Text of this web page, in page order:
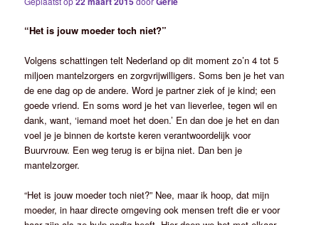
“Het is jouw moeder toch niet?”
Volgens schattingen telt Nederland op dit moment zo’n 4 tot 5
miljoen mantelzorgers en zorgvrijwilligers. Soms ben je het van
de ene dag op de andere. Word je partner ziek of je kind; een
goede vriend. En soms word je het van lieverlee, tegen wil en
dank, want, ‘iemand moet het doen.’ En dan doe je het en dan
voel je je binnen de kortste keren verantwoordelijk voor
Buurvrouw. Een weg terug is er bijna niet. Dan ben je
mantelzorger.
“Het is jouw moeder toch niet?” Nee, maar ik hoop, dat mijn
moeder, in haar directe omgeving ook mensen treft die er voor